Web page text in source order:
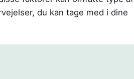
du kan tage med i dine